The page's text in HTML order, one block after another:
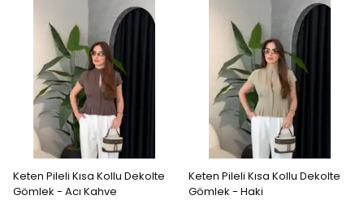
Keten Pileli Kısa Kollu Dekolte
Gömlek - Acı Kahve
Keten Pileli Kısa Kollu Dekolte
Gömlek - Haki